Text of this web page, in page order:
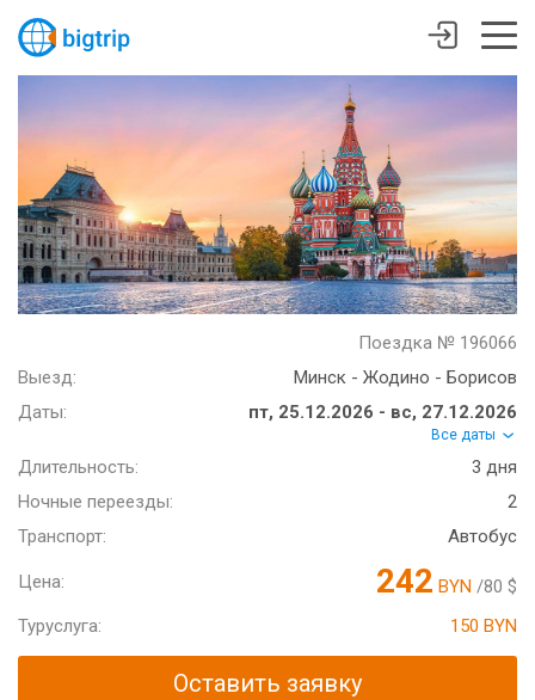
Поездка № 196066
Выезд:
Минск - Жодино - Борисов
Даты:
пт, 25.12.2026 - вс, 27.12.2026
Все даты
Длительность:
3 дня
Ночные переезды:
2
Транспорт:
Автобус
Цена: 242 BYN /80 $
Туруслуга:
150 BYN
Оставить заявку